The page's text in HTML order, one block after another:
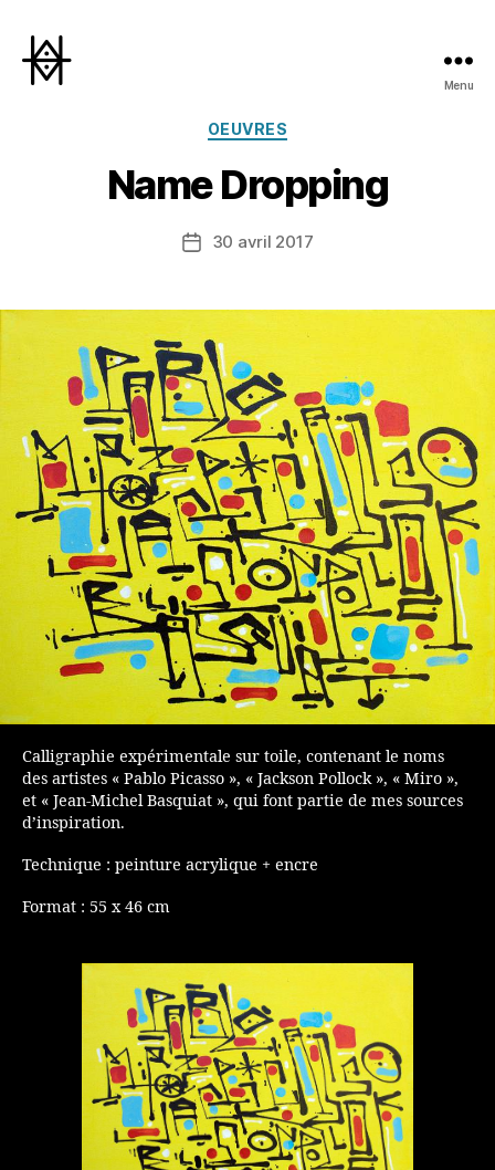
Menu
Catégories
OEUVRES
Name Dropping
Date30 avril 2017
Calligraphie expérimentale sur toile, contenant le noms
des artistes « Pablo Picasso », « Jackson Pollock », « Miro »,
et « Jean-Michel Basquiat », qui font partie de mes sources
d’inspiration.
Technique : peinture acrylique + encre
Format : 55 x 46 cm